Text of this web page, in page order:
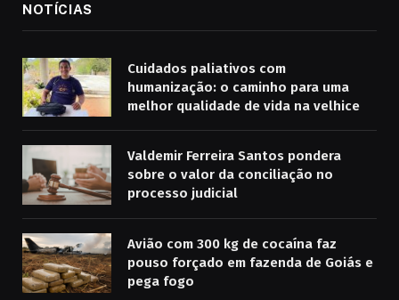
NOTÍCIAS
Cuidados paliativos com
humanização: o caminho para uma
melhor qualidade de vida na velhice
Valdemir Ferreira Santos pondera
sobre o valor da conciliação no
processo judicial
Avião com 300 kg de cocaína faz
pouso forçado em fazenda de Goiás e
pega fogo